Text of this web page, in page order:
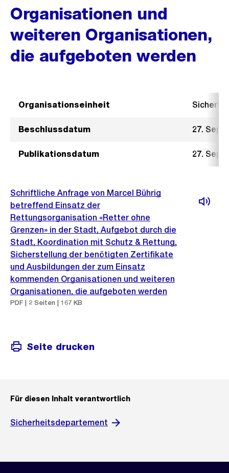
Organisationen und
weiteren Organisationen,
die aufgeboten werden
Organisationseinheit
Beschlussdatum 27.
Publikationsdatum 27.
Schriftliche Anfrage von Marcel Bührig
betreffend Einsatz der
Rettungsorganisation «Retter ohne
Grenzen» in der Stadt, Aufgebot durch die
Stadt, Koordination mit Schutz & Rettung,
Sicherstellung der benötigten Zertifikate
und Ausbildungen der zum Einsatz
kommenden Organisationen und weiteren
Organisationen, die aufgeboten werden
PDF | 2 Seiten | 167 KB
Seite drucken
Für diesen Inhalt verantwortlich
Sicherheitsdepartement